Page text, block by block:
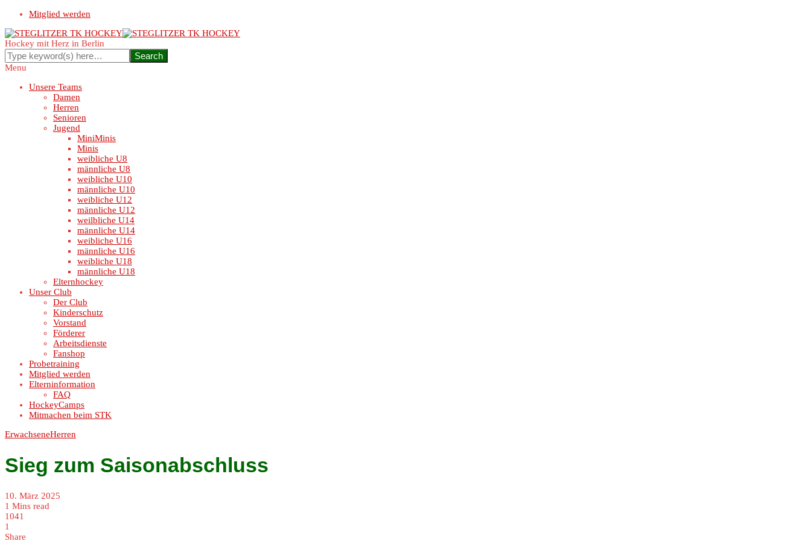
Mitglied werden
Hockey mit Herz in Berlin
Menu
Unsere Teams
Damen
Herren
Senioren
Jugend
MiniMinis
Minis
weibliche U8
männliche U8
weibliche U10
männliche U10
weibliche U12
männliche U12
weilbliche U14
männliche U14
weibliche U16
männliche U16
weibliche U18
männliche U18
Elternhockey
Unser Club
Der Club
Kinderschutz
Vorstand
Förderer
Arbeitsdienste
Fanshop
Probetraining
Mitglied werden
Elterninformation
FAQ
HockeyCamps
Mitmachen beim STK
ErwachseneHerren
Sieg zum Saisonabschluss
10. März 2025
1 Mins read
1041
1
Share